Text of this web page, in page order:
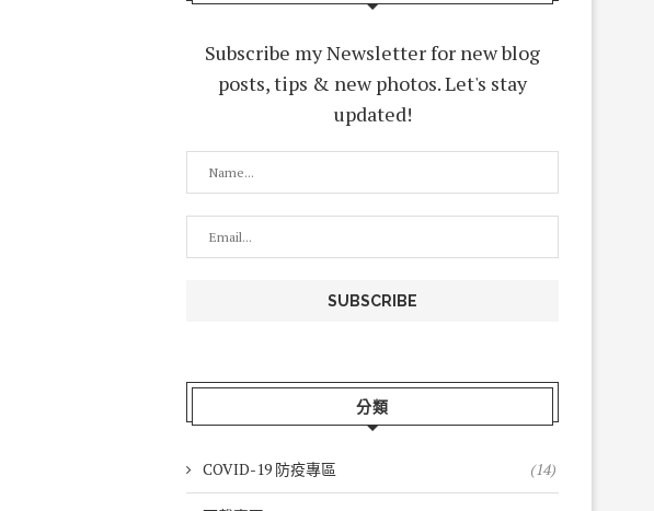
Subscribe my Newsletter for new blog
posts, tips & new photos. Let's stay
updated!
分類
COVID-19 防疫專區 (14)